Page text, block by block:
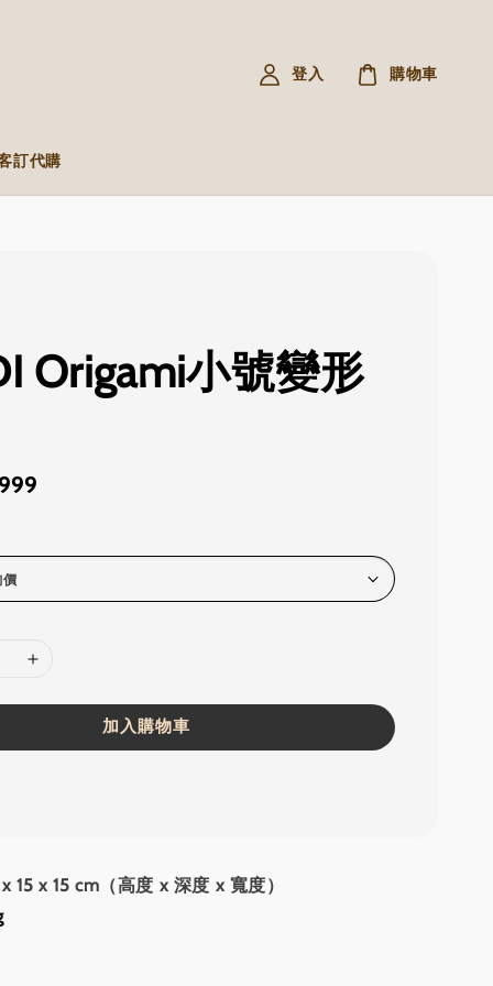
訂代購
登入 購物車
Origami小號變形
加入購物車
15 x 15 cm（高度 x 深度 x 寬度）